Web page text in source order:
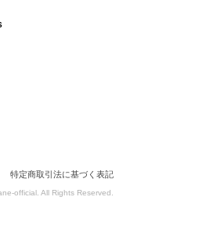
特定商取引法に基づく表記
official. All Rights Reserved.